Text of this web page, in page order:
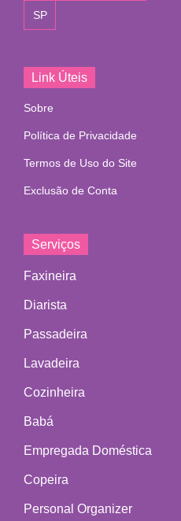
SP
Link Úteis
Sobre
Política de Privacidade
Termos de Uso do Site
Exclusão de Conta
Serviços
Faxineira
Diarista
Passadeira
Lavadeira
Cozinheira
Babá
Empregada Doméstica
Copeira
Personal Organizer